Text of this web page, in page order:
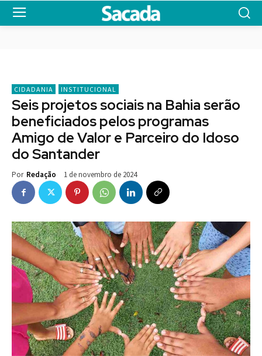
CIDADANIA INSTITUCIONAL
Seis projetos sociais na Bahia serão
beneficiados pelos programas
Amigo de Valor e Parceiro do Idoso
do Santander
Por Redação 1 de novembro de 2024